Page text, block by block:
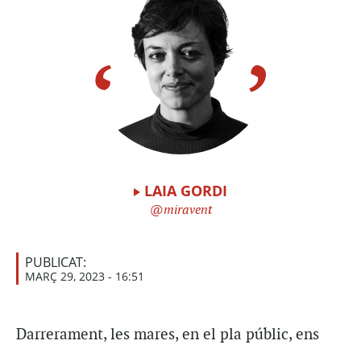
LAIA GORDI
miravent
PUBLICAT:
MARÇ 29, 2023 - 16:51
Darrerament, les mares, en el pla públic, ens